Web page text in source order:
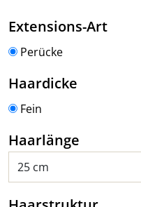
Extensions-Art
Perücke
Haardicke
Fein
Haarlänge